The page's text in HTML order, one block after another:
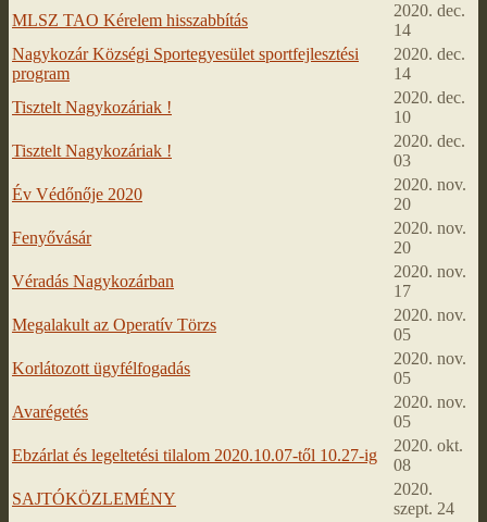
MLSZ TAO Kérelem hisszabbítás
2020. dec.
14
Nagykozár Községi Sportegyesület sportfejlesztési
program
2020. dec.
14
Tisztelt Nagykozáriak !
2020. dec.
10
Tisztelt Nagykozáriak !
2020. dec.
03
Év Védőnője 2020
2020. nov.
20
Fenyővásár
2020. nov.
20
Véradás Nagykozárban
2020. nov.
17
Megalakult az Operatív Törzs
2020. nov.
05
Korlátozott ügyfélfogadás
2020. nov.
05
Avarégetés
2020. nov.
05
Ebzárlat és legeltetési tilalom 2020.10.07-től 10.27-ig
2020. okt.
08
SAJTÓKÖZLEMÉNY
2020.
szept. 24